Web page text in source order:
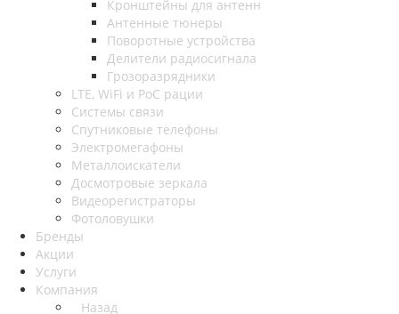
Кронштейны для антенн
Антенные тюнеры
Поворотные устройства
Делители радиосигнала
Грозоразрядники
LTE, WiFi и PoC рации
Системы связи
Спутниковые телефоны
Электромегафоны
Металлоискатели
Досмотровые зеркала
Видеорегистраторы
Фотоловушки
Бренды
Акции
Услуги
Компания
Назад